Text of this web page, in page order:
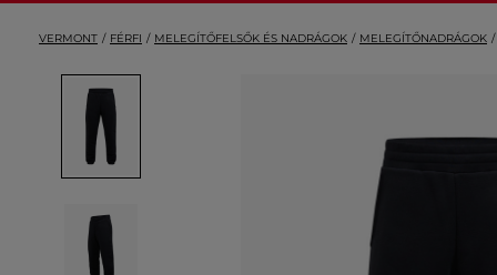
VERMONT FÉRFI MELEGÍTŐFELSŐK ÉS NADRÁGOK MELEGÍTŐNADRÁGOK